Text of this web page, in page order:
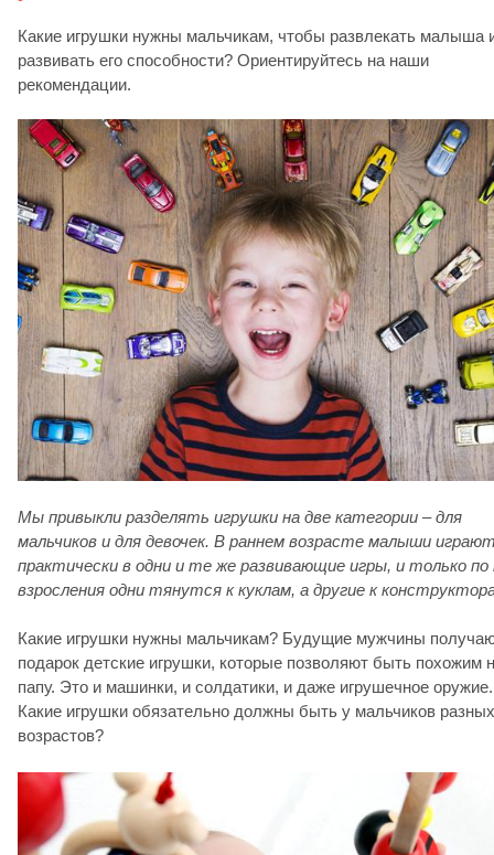
Какие игрушки нужны мальчикам, чтобы развлекать малыша
развивать его способности? Ориентируйтесь на наши
рекомендации.
Мы привыкли разделять игрушки на две категории – для
мальчиков и для девочек. В раннем возрасте малыши
практически в одни и те же развивающие игры, и только по
взросления одни тянутся к куклам, а другие к
Какие игрушки нужны мальчикам? Будущие мужчины
подарок детские игрушки, которые позволяют быть похожим
папу. Это и машинки, и солдатики, и даже игрушечное оружие.
Какие игрушки обязательно должны быть у мальчиков разных
возрастов?